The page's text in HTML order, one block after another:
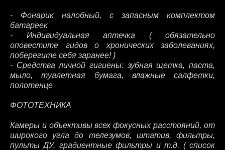
- Фонарик налобный, с запасным комплектом
батареек
- Индивидуальная аптечка ( обязательно
оповестите гидов о хронических заболеваниях,
поберегите себя заранее! )
- Средства личной гигиены: зубная щетка, паста,
мыло, туалетная бумага, влажные салфетки,
полотенце
ФОТОТЕХНИКА
Камеры и объективы всех фокусных расстояний, от
широкого угла до телезумов, штатив, фильтры,
пульты ДУ, градиентные фильтры и т.д. ( список